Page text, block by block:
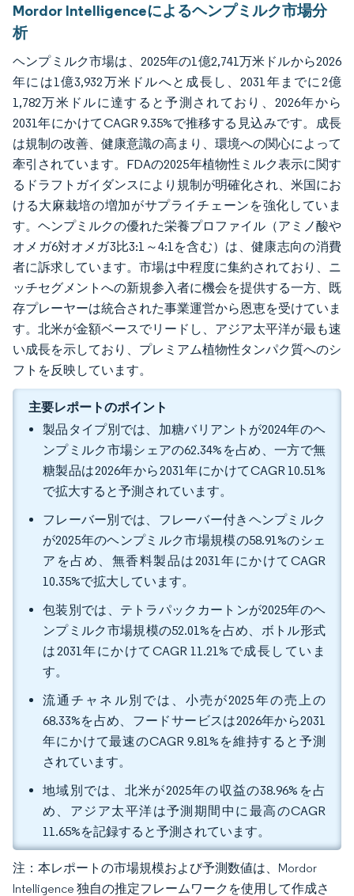
Mordor Intelligenceによるヘンプミルク市場分
析
ヘンプミルク市場は、2025年の1億2,741万米ドルから2026
年には1億3,932万米ドルへと成長し、2031年までに2億
1,782万米ドルに達すると予測されており、2026年から
2031年にかけてCAGR 9.35%で推移する見込みです。成長
は規制の改善、健康意識の高まり、環境への関心によって
牽引されています。FDAの2025年植物性ミルク表示に関す
るドラフトガイダンスにより規制が明確化され、米国にお
ける大麻栽培の増加がサプライチェーンを強化していま
す。ヘンプミルクの優れた栄養プロファイル（アミノ酸や
オメガ6対オメガ3比3:1～4:1を含む）は、健康志向の消費
者に訴求しています。市場は中程度に集約されており、ニ
ッチセグメントへの新規参入者に機会を提供する一方、既
存プレーヤーは統合された事業運営から恩恵を受けていま
す。北米が金額ベースでリードし、アジア太平洋が最も速
い成長を示しており、プレミアム植物性タンパク質へのシ
フトを反映しています。
主要レポートのポイント
製品タイプ別では、加糖バリアントが2024年のヘ
ンプミルク市場シェアの62.34%を占め、一方で無
糖製品は2026年から2031年にかけてCAGR 10.51%
で拡大すると予測されています。
フレーバー別では、フレーバー付きヘンプミルク
が2025年のヘンプミルク市場規模の58.91%のシェ
アを占め、無香料製品は2031年にかけてCAGR
10.35%で拡大しています。
包装別では、テトラパックカートンが2025年のヘ
ンプミルク市場規模の52.01%を占め、ボトル形式
は2031年にかけてCAGR 11.21%で成長していま
す。
流通チャネル別では、小売が2025年の売上の
68.33%を占め、フードサービスは2026年から2031
年にかけて最速のCAGR 9.81%を維持すると予測
されています。
地域別では、北米が2025年の収益の38.96%を占
め、アジア太平洋は予測期間中に最高のCAGR
11.65%を記録すると予測されています。
注：本レポートの市場規模および予測数値は、Mordor
Intelligence 独自の推定フレームワークを使用して作成さ